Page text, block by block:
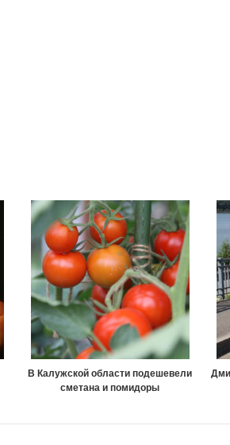
В Калужской области подешевели
сметана и помидоры